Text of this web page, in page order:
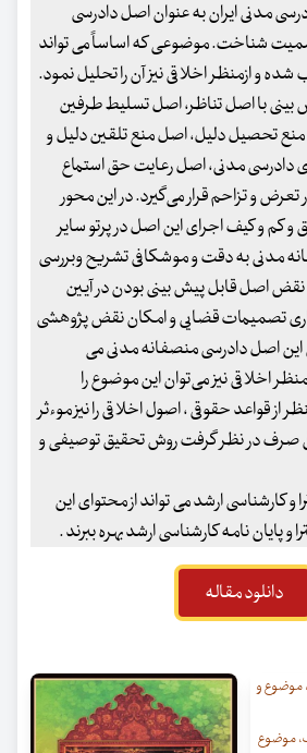
مدنی ایران به عنوان اصل دادرسی
شناخت. موضوعی که اساساً می تواند
و ازمنظر اخلاقی نیز آن را تحلیل نمود.
بینی با اصل تناظر، اصل تسلیط طرفین
تحصیل دلیل، اصل منع تلقین دلیل و
دادرسی مدنی، اصل رعایت حق استماع
و تزاحم قرار می‌گیرد. در این محور
کم و کیف اجرای این اصل در پرتو سایر
مدنی به دقت و موشکافی تشریح وبررسی
اصل قابل پیش بینی بودن در آیین
تصمیمات قضایی و امکان نقض پژوهشی
این اصل دادرسی منصفانه مدنی می
اخلاقی نیز می‌توان این موضوع را
از قواعد حقوقی ، اصول اخلاقی را نیز موءثر
صرف در نظر گرفت روش تحقیق توصیفی و
و کارشناسی ارشد می تواند از محتوای این
و پایان نامه کارشناسی ارشد بهره ببرند .
دانلود مقاله
موضوع